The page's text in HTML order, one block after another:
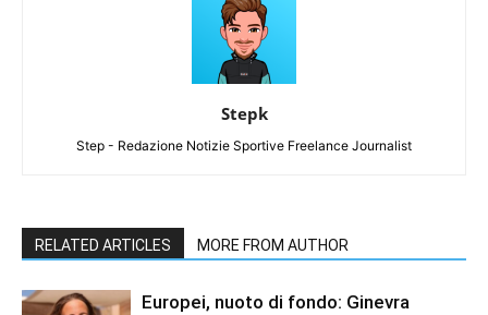
Stepk
Step - Redazione Notizie Sportive Freelance Journalist
RELATED ARTICLES MORE FROM AUTHOR
Europei, nuoto di fondo: Ginevra